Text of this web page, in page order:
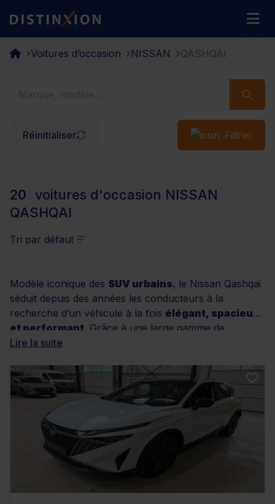
Distinxion
Voitures d’occasion NISSAN QASHQAI
Réinitialiser Filtrer
20
voitures d'occasion NISSAN
QASHQAI
Tri par défaut
Modèle iconique des SUV urbains, le Nissan Qashqai
séduit depuis des années les conducteurs à la
recherche d’un véhicule à la fois élégant, spacieux
et performant . Grâce à une large gamme de
versions disponibles, vous trouverez chez Distinxion
qu’il s’agisse de motorisations essence, diesel ou
hybrides , de différentes finitions ou de kilométrages
variés. Tous les véhicules proposés bénéficient de la
garantie Distinxion, d’un contrôle rigoureux sur 100
points et de services sur mesure, comme le
financement personnalisé. Découvrez dès maintenant
nos offres et trouvez le modèle qui vous correspond.
Lire la suite